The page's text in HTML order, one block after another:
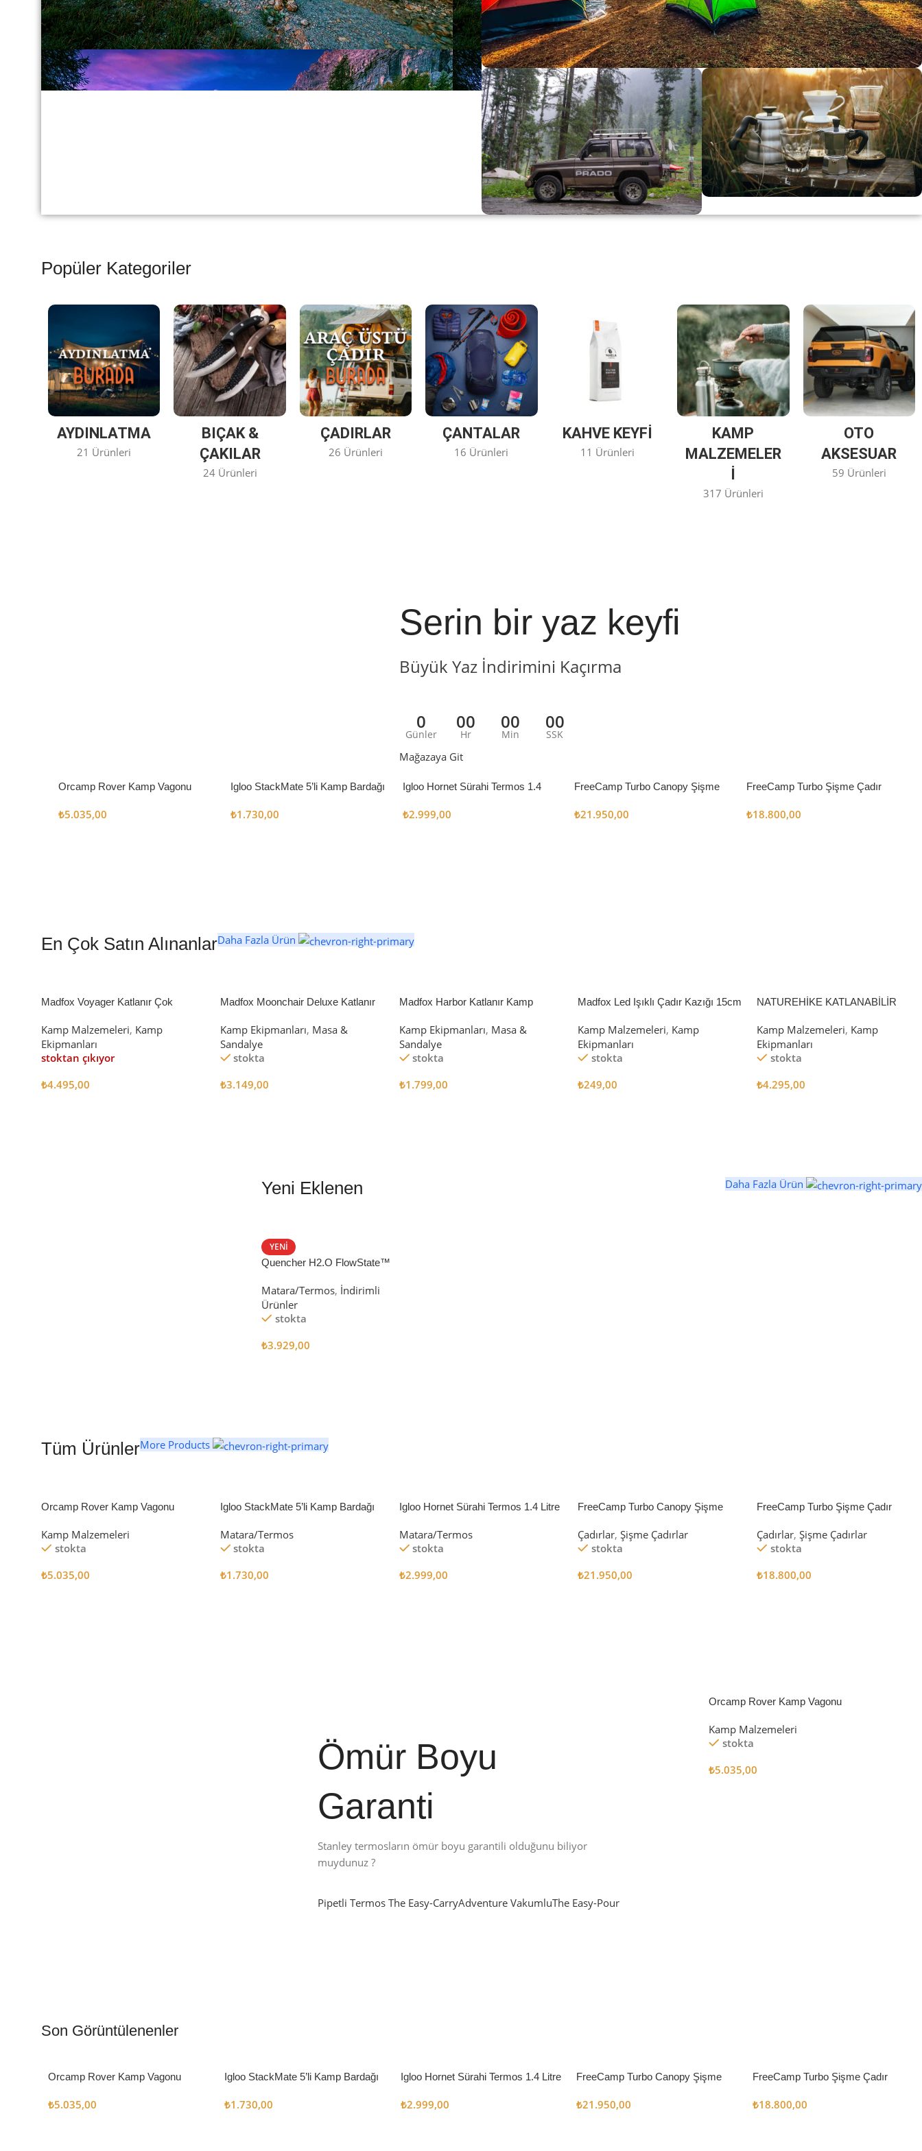
Büyük Yaz İndirimi
0
Günler
00
Hr
00
Min
00
SSK
Alışverişe Başla
Popüler Kategoriler
AYDINLATMA
21 Ürünleri
BIÇAK &
ÇAKILAR
24 Ürünleri
ÇADIRLAR
26 Ürünleri
ÇANTALAR
16 Ürünleri
KAHVE KEYFİ
11 Ürünleri
KAMP
MALZEMELER
317 Ürünleri
OTO
AKSESUAR
59 Ürünleri
Serin bir yaz keyfi
Büyük Yaz İndirimini Kaçırma
0
Günler
00
Hr
00
Min
00
SSK
Mağazaya Git
Orcamp Rover Kamp Vagonu
₺5.035,00
Igloo StackMate 5’li Kamp Bardağı
₺1.730,00
Igloo Hornet Sürahi Termos 1.4
₺2.999,00
FreeCamp Turbo Canopy Şişme
₺21.950,00
FreeCamp Turbo Şişme Çadır
₺18.800,00
En Çok Satın AlınanlarDaha Fazla Ürün
Madfox Voyager Katlanır Çok
BLACK
Kamp Malzemeleri, Kamp
Ekipmanları
stoktan çıkıyor
₺4.495,00
Madfox Moonchair Deluxe Katlanır
Kamp Ekipmanları, Masa &
Sandalye
stokta
₺3.149,00
Madfox Harbor Katlanır Kamp
Kamp Ekipmanları, Masa &
Sandalye
stokta
₺1.799,00
Madfox Led Işıklı Çadır Kazığı 15cm
Kamp Malzemeleri, Kamp
Ekipmanları
stokta
₺249,00
NATUREHİKE KATLANABİLİR
Kamp Malzemeleri, Kamp
Ekipmanları
stokta
₺4.295,00
Yeni Eklenen Daha Fazla Ürün
YENI
Quencher H2.O FlowState™
Matara/Termos, İndirimli
Ürünler
stokta
₺3.929,00
Tüm ÜrünlerMore Products
Orcamp Rover Kamp Vagonu
Kamp Malzemeleri
stokta
₺5.035,00
Igloo StackMate 5’li Kamp Bardağı
Matara/Termos
stokta
₺1.730,00
Igloo Hornet Sürahi Termos 1.4 Litre
Matara/Termos
stokta
₺2.999,00
FreeCamp Turbo Canopy Şişme
Çadırlar, Şişme Çadırlar
stokta
₺21.950,00
FreeCamp Turbo Şişme Çadır
Çadırlar, Şişme Çadırlar
stokta
₺18.800,00
Ömür Boyu
Garanti
Stanley termosların ömür boyu garantili olduğunu biliyor
muydunuz ?
Pipetli TermosThe Easy-CarryAdventure VakumluThe Easy-Pour
Kampçı Şefler İçin
Orcamp Rover Kamp Vagonu
Kamp Malzemeleri
stokta
₺5.035,00
Son Görüntülenenler
Orcamp Rover Kamp Vagonu
₺5.035,00
Igloo StackMate 5’li Kamp Bardağı
₺1.730,00
Igloo Hornet Sürahi Termos 1.4 Litre
₺2.999,00
FreeCamp Turbo Canopy Şişme
₺21.950,00
FreeCamp Turbo Şişme Çadır
₺18.800,00